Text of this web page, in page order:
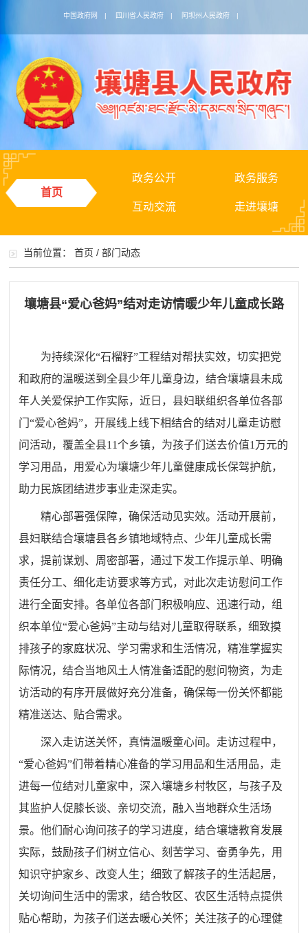
中国政府网 | 四川省人民政府 | 阿坝州人民政府 |
首页
政务公开 政务服务
互动交流 走进壤塘
当前位置：首页 /部门动态
壤塘县“爱心爸妈”结对走访情暖少年儿童成长路
为持续深化“石榴籽”工程结对帮扶实效，切实把党
和政府的温暖送到全县少年儿童身边，结合壤塘县未成
年人关爱保护工作实际，近日，县妇联组织各单位各部
门“爱心爸妈”，开展线上线下相结合的结对儿童走访慰
问活动，覆盖全县11个乡镇，为孩子们送去价值1万元的
学习用品，用爱心为壤塘少年儿童健康成长保驾护航，
助力民族团结进步事业走深走实。
精心部署强保障，确保活动见实效。活动开展前，
县妇联结合壤塘县各乡镇地域特点、少年儿童成长需
求，提前谋划、周密部署，通过下发工作提示单、明确
责任分工、细化走访要求等方式，对此次走访慰问工作
进行全面安排。各单位各部门积极响应、迅速行动，组
织本单位“爱心爸妈”主动与结对儿童取得联系，细致摸
排孩子的家庭状况、学习需求和生活情况，精准掌握实
际情况，结合当地风土人情准备适配的慰问物资，为走
访活动的有序开展做好充分准备，确保每一份关怀都能
精准送达、贴合需求。
深入走访送关怀，真情温暖童心间。走访过程中，
“爱心爸妈”们带着精心准备的学习用品和生活用品，走
进每一位结对儿童家中，深入壤塘乡村牧区，与孩子及
其监护人促膝长谈、亲切交流，融入当地群众生活场
景。他们耐心询问孩子的学习进度，结合壤塘教育发展
实际，鼓励孩子们树立信心、刻苦学习、奋勇争先，用
知识守护家乡、改变人生；细致了解孩子的生活起居，
关切询问生活中的需求，结合牧区、农区生活特点提供
贴心帮助，为孩子们送去暖心关怀；关注孩子的心理健